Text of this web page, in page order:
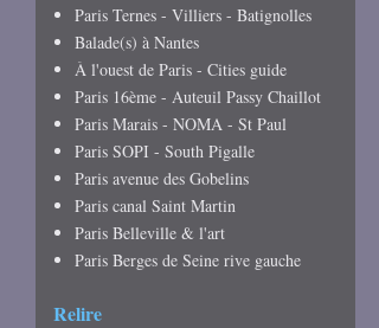
Paris Ternes - Villiers - Batignolles
Balade(s) à Nantes
À l'ouest de Paris - Cities guide
Paris 16ème - Auteuil Passy Chaillot
Paris Marais - NOMA - St Paul
Paris SOPI - South Pigalle
Paris avenue des Gobelins
Paris canal Saint Martin
Paris Belleville & l'art
Paris Berges de Seine rive gauche
Relire